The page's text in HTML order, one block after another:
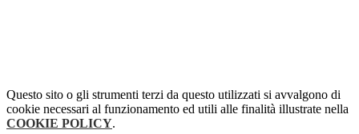
Questo sito o gli strumenti terzi da questo utilizzati si avvalgono di
cookie necessari al funzionamento ed utili alle finalità illustrate nella
COOKIE POLICY.